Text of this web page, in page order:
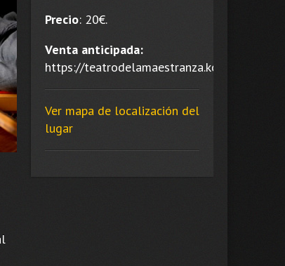
Precio: 20€.
Venta anticipada:
https://teatrodelamaestranza.koobin.es/.
Ver mapa de localización del
lugar